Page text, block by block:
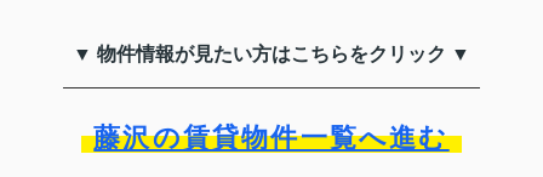
▼ 物件情報が見たい方はこちらをクリック ▼
藤沢の賃貸物件一覧へ進む